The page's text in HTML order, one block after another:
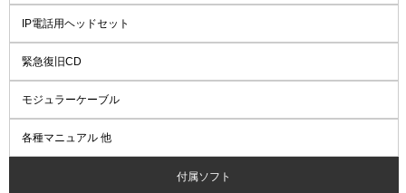
IP電話用ヘッドセット
緊急復旧CD
モジュラーケーブル
各種マニュアル 他
付属ソフト